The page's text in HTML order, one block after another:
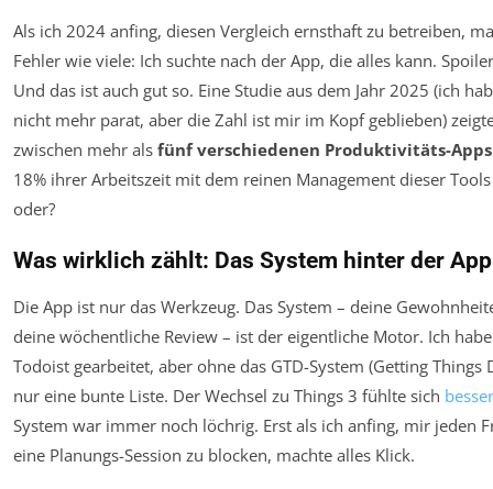
Als ich 2024 anfing, diesen Vergleich ernsthaft zu betreiben,
Fehler wie viele: Ich suchte nach der App, die alles kann.
Und das ist auch gut so. Eine Studie aus dem Jahr 2025 (ich
nicht mehr parat, aber die Zahl ist mir im Kopf geblieben)
zwischen mehr als fünf verschiedenen Produktivitäts-Apps
18% ihrer Arbeitszeit mit dem reinen Management dieser
oder?
Was wirklich zählt: Das System hinter der App
Die App ist nur das Werkzeug. Das System – deine
deine wöchentliche Review – ist der eigentliche Motor. Ich
Todoist gearbeitet, aber ohne das GTD-System (Getting Things
nur eine bunte Liste. Der Wechsel zu Things 3 fühlte sich besser
System war immer noch löchrig. Erst als ich anfing, mir jeden
eine Planungs-Session zu blocken, machte alles Klick.